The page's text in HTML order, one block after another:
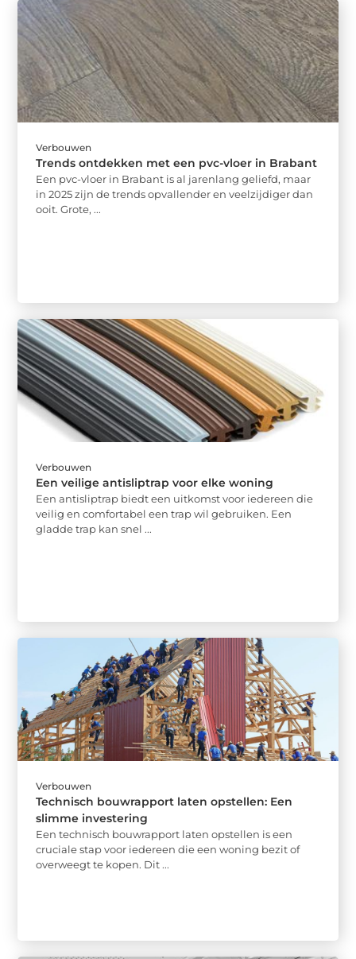
Verbouwen
Trends ontdekken met een pvc-vloer in Brabant
Een pvc-vloer in Brabant is al jarenlang geliefd, maar
in 2025 zijn de trends opvallender en veelzijdiger dan
ooit. Grote, ...
Verbouwen
Een veilige antisliptrap voor elke woning
Een antisliptrap biedt een uitkomst voor iedereen die
veilig en comfortabel een trap wil gebruiken. Een
gladde trap kan snel ...
Verbouwen
Technisch bouwrapport laten opstellen: Een
slimme investering
Een technisch bouwrapport laten opstellen is een
cruciale stap voor iedereen die een woning bezit of
overweegt te kopen. Dit ...